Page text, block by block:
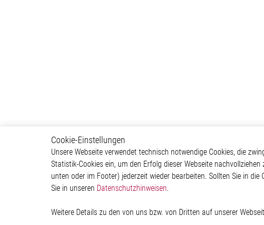
Lighting
Exterior Light
Interior Light
Communication Module
Automotive
ADAS & Safety
Body & Convenience
Powertrain
Cookie-Einstellungen
Unsere Webseite verwendet technisch notwendige Cookies, die
Statistik-Cookies ein, um den Erfolg dieser Webseite
unten oder im Footer) jederzeit wieder bearbeiten. Sollten Sie in
Sie in unseren Datenschutzhinweisen.
Weitere Details zu den von uns bzw. von Dritten auf unserer